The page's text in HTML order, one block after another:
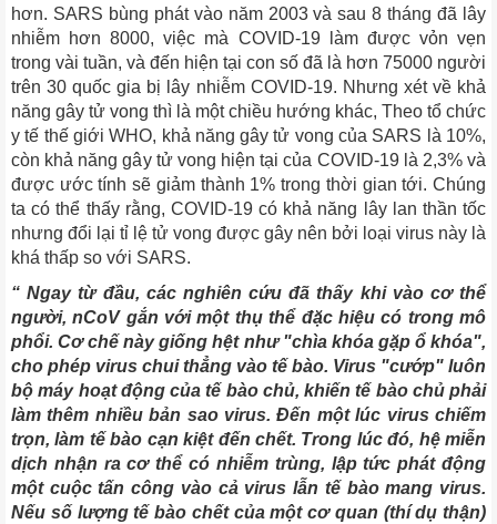
hơn. SARS bùng phát vào năm 2003 và sau 8 tháng đã lây
nhiễm hơn 8000, việc mà COVID-19 làm được vỏn vẹn
trong vài tuần, và đến hiện tại con số đã là hơn 75000 người
trên 30 quốc gia bị lây nhiễm COVID-19. Nhưng xét về khả
năng gây tử vong thì là một chiều hướng khác, Theo tổ chức
y tế thế giới WHO, khả năng gây tử vong của SARS là 10%,
còn khả năng gây tử vong hiện tại của COVID-19 là 2,3% và
được ước tính sẽ giảm thành 1% trong thời gian tới. Chúng
ta có thể thấy rằng, COVID-19 có khả năng lây lan thần tốc
nhưng đổi lại tỉ lệ tử vong được gây nên bởi loại virus này là
khá thấp so với SARS.
“ Ngay từ đầu, các nghiên cứu đã thấy khi vào cơ thể
người, nCoV gắn với một thụ thể đặc hiệu có trong mô
phổi. Cơ chế này giống hệt như "chìa khóa gặp ổ khóa",
cho phép virus chui thẳng vào tế bào. Virus "cướp" luôn
bộ máy hoạt động của tế bào chủ, khiến tế bào chủ phải
làm thêm nhiều bản sao virus. Đến một lúc virus chiếm
trọn, làm tế bào cạn kiệt đến chết. Trong lúc đó, hệ miễn
dịch nhận ra cơ thể có nhiễm trùng, lập tức phát động
một cuộc tấn công vào cả virus lẫn tế bào mang virus.
Nếu số lượng tế bào chết của một cơ quan (thí dụ thận)